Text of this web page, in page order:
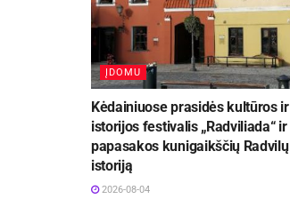
ĮDOMU
Kėdainiuose prasidės kultūros ir
istorijos festivalis „Radviliada“ ir
papasakos kunigaikščių Radvilų
istoriją
2026-08-04